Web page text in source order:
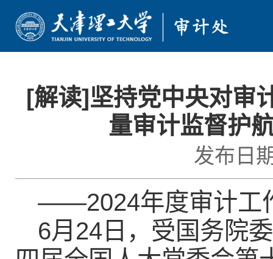
部门简介
审计动态
服务指南
文档下载
[解读]坚持党中央对审
量审计监督护
发布日
——2024年度审计工
6月24日，受国务院